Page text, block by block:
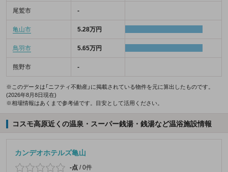
尾鷲市 -
亀山市 5.28万円
鳥羽市 5.65万円
熊野市 -
※このデータは「ニフティ不動産」に掲載されている物件を元に算出したものです。
(2026年8月8日現在)
※相場情報はあくまで参考値です。目安として活用ください。
コスモ高原近くの温泉・スーパー銭湯・銭湯など温浴施設情報
カンデオホテルズ亀山
-点 /0件